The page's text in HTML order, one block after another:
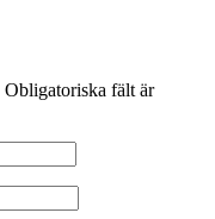
Obligatoriska fält är